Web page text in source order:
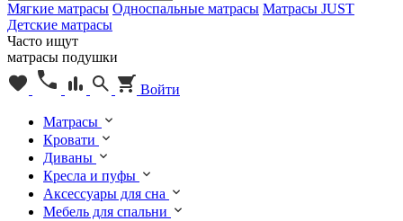
Мягкие матрасы Односпальные матрасы Матрасы JUST
Детские матрасы
Часто ищут
матрасы подушки
Войти
Матрасы
Кровати
Диваны
Кресла и пуфы
Аксессуары для сна
Мебель для спальни